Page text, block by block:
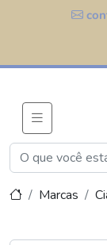
Marcas